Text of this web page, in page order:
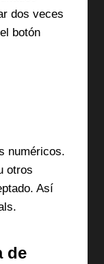
dos veces
botón
numéricos.
otros
Así
de